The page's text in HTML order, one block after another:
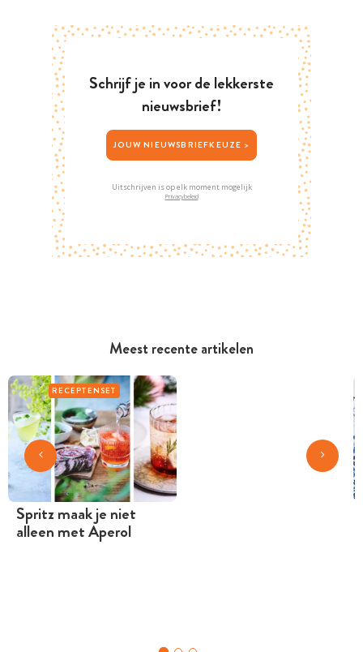
Meest recente artikelen
RECEPTENSET
Spritz maak je niet
alleen met Aperol
Schrijf je in voor de lekkerste
nieuwsbrief!
JOUW NIEUWSBRIEFKEUZE >
Uitschrijven is op elk moment mogelijk
Privacybeleid